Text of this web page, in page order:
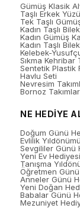
Gümüş Klasik
Taşlı Erkek
Tek Taşlı
Kadın Taşlı
Kadın Gümüş
Kadın Taşlı
Kelebek-
Sıkma Kehribar
Sentetik Plastik
Havlu Seti
Nevresim
Bornoz
NE HEDİYE
Doğum Günü
Evlilik Yıldönümü
Sevgililer Günü
Yeni Ev Hediyesi
Tanışma
Öğretmen
Anneler Günü
Yeni Doğan
Babalar Günü
Mezuniyet